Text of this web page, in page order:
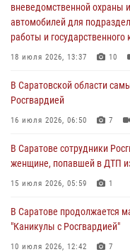
18 июля 2026, 13:37 10
В Саратовской области
Росгвардией
В Саратове сотрудники
женщине, попавшей в ДТП
В Саратове продолжается
"Каникулы с Росгвардией"
В Саратовской области при
задержан подозреваемый в
вневедомственной охраны
автомобилей для
работы и государственного
18 июля 2026, 13:37 10
В Саратовской области
Росгвардией
16 июля 2026, 06:50 7
В Саратове сотрудники
женщине, попавшей в ДТП
15 июля 2026, 05:59 1
В Саратове продолжается
"Каникулы с Росгвардией"
10 июля 2026, 12:42 7